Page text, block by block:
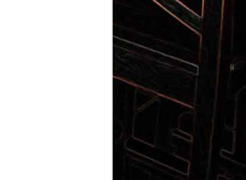
Panna cotta au coulis de kiwi